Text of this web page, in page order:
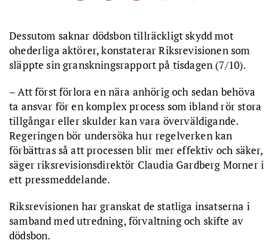
Dessutom saknar dödsbon tillräckligt skydd mot
ohederliga aktörer, konstaterar Riksrevisionen som
släppte sin granskningsrapport på tisdagen (7/10).
– Att först förlora en nära anhörig och sedan behöva
ta ansvar för en komplex process som ibland rör stora
tillgångar eller skulder kan vara överväldigande.
Regeringen bör undersöka hur regelverken kan
förbättras så att processen blir mer effektiv och säker,
säger riksrevisionsdirektör Claudia Gardberg Morner i
ett pressmeddelande.
Riksrevisionen har granskat de statliga insatserna i
samband med utredning, förvaltning och skifte av
dödsbon.